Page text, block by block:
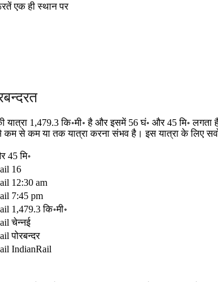
एक ही स्थान पर
यात्रा 1,479.3 कि॰मी॰ है और इसमें 56 घं॰ और 45 मि॰
से कम या तक यात्रा करना संभव है। इस यात्रा के लिए
45 मि॰
16
12:30 am
7:45 pm
1,479.3 कि॰मी॰
चेन्नई
पोरबन्दर
IndianRail